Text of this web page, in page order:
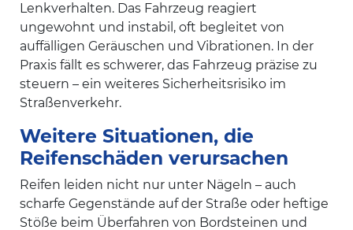
Lenkverhalten. Das Fahrzeug reagiert
ungewohnt und instabil, oft begleitet von
auffälligen Geräuschen und Vibrationen. In der
Praxis fällt es schwerer, das Fahrzeug präzise zu
steuern – ein weiteres Sicherheitsrisiko im
Straßenverkehr.
Weitere Situationen, die
Reifenschäden verursachen
Reifen leiden nicht nur unter Nägeln – auch
scharfe Gegenstände auf der Straße oder heftige
Stöße beim Überfahren von Bordsteinen und